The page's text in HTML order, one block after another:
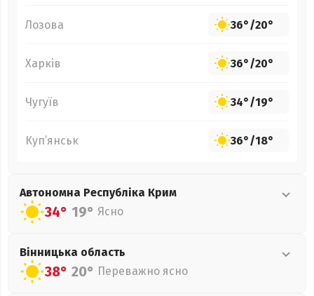
Лозова 36°/20°
Харків 36°/20°
Чугуїв 34°/19°
Куп’янськ 36°/18°
Автономна Республіка Крим
34° 19° Ясно
Вінницька область
38° 20° Переважно ясно